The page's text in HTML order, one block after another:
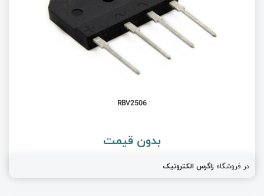
RBV2506
بدون قیمت
در فروشگاه زاگرس الکترونیک